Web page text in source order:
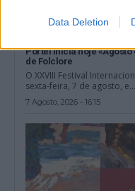
Data Deletion
Portel inicia hoje «Agosto
de Folclore
O XXVIII Festival
sexta-feira, 7 de agosto, e...
7 Agosto, 2026 - 16:15